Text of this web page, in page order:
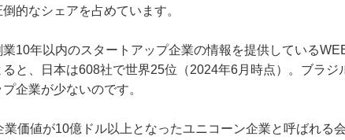
的なシェアを占めています。
10年以内のスタートアップ企業の情報を提供している
と、日本は608社で世界25位（2024年6月時点）。ブラジ
企業が少ないのです。
価値が10億ドル以上となったユニコーン企業と呼ばれる